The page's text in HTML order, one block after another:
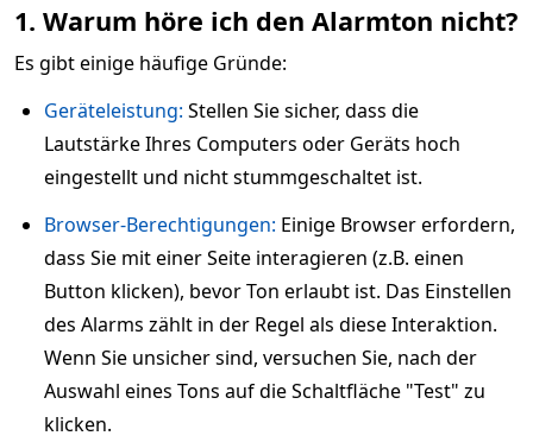
1. Warum höre ich den Alarmton nicht?
Es gibt einige häufige Gründe:
Geräteleistung: Stellen Sie sicher, dass die
Lautstärke Ihres Computers oder Geräts hoch
eingestellt und nicht stummgeschaltet ist.
Browser-Berechtigungen: Einige Browser erfordern,
dass Sie mit einer Seite interagieren (z.B. einen
Button klicken), bevor Ton erlaubt ist. Das Einstellen
des Alarms zählt in der Regel als diese Interaktion.
Wenn Sie unsicher sind, versuchen Sie, nach der
Auswahl eines Tons auf die Schaltfläche "Test" zu
klicken.